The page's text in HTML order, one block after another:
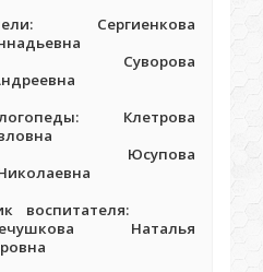
Сергиенкова
логопеды: Клетрова
воспитателя:
Наталья